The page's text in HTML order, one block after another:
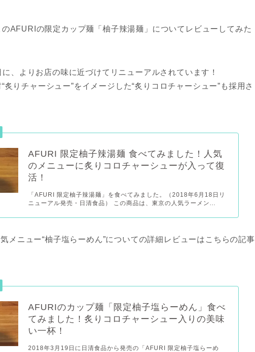
AFURIの限定カップ麺「柚子辣湯麺」についてレビューしてみた
、よりお店の味に近づけてリニューアルされています！
炙りチャーシュー”をイメージした“炙りコロチャーシュー”も採用さ
AFURI 限定柚子辣湯麺 食べてみました！人気
のメニューに炙りコロチャーシューが入って復
活！
「AFURI 限定柚子辣湯麺」を食べてみました。（2018年6月18日リ
ニューアル発売・日清食品） この商品は、東京の人気ラーメン...
メニュー“柚子塩らーめん”についての詳細レビューはこちらの記事
AFURIのカップ麺「限定柚子塩らーめん」食べ
てみました！炙りコロチャーシュー入りの美味
い一杯！
2018年3月19日に日清食品から発売の「AFURI 限定柚子塩らーめ